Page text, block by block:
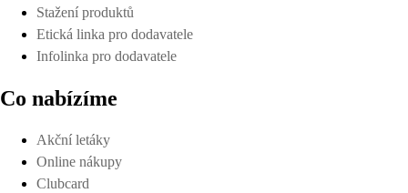
Stažení produktů
Etická linka pro dodavatele
Infolinka pro dodavatele
Co nabízíme
Akční letáky
Online nákupy
Clubcard